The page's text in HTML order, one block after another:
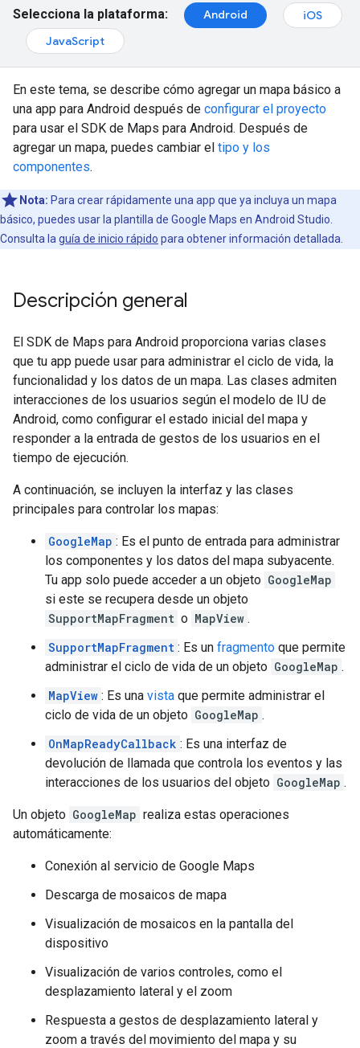
Selecciona la plataforma: Android
iOS
JavaScript
En este tema, se describe cómo agregar un mapa básico a
una app para Android después de configurar el proyecto
para usar el SDK de Maps para Android. Después de
agregar un mapa, puedes cambiar el tipo y los
componentes.
Nota: Para crear rápidamente una app que ya incluya un mapa
básico, puedes usar la plantilla de Google Maps en Android Studio.
Consulta la guía de inicio rápido para obtener información detallada.
Descripción general
El SDK de Maps para Android proporciona varias clases
que tu app puede usar para administrar el ciclo de vida, la
funcionalidad y los datos de un mapa. Las clases admiten
interacciones de los usuarios según el modelo de IU de
Android, como configurar el estado inicial del mapa y
responder a la entrada de gestos de los usuarios en el
tiempo de ejecución.
A continuación, se incluyen la interfaz y las clases
principales para controlar los mapas:
GoogleMap : Es el punto de entrada para administrar
los componentes y los datos del mapa subyacente.
Tu app solo puede acceder a un objeto GoogleMap
si este se recupera desde un objeto
SupportMapFragment o MapView .
SupportMapFragment : Es un fragmento que permite
administrar el ciclo de vida de un objeto GoogleMap .
MapView : Es una vista que permite administrar el
ciclo de vida de un objeto GoogleMap .
OnMapReadyCallback : Es una interfaz de
devolución de llamada que controla los eventos y las
interacciones de los usuarios del objeto GoogleMap .
Un objeto GoogleMap realiza estas operaciones
automáticamente:
Conexión al servicio de Google Maps
Descarga de mosaicos de mapa
Visualización de mosaicos en la pantalla del
dispositivo
Visualización de varios controles, como el
desplazamiento lateral y el zoom
Respuesta a gestos de desplazamiento lateral y
zoom a través del movimiento del mapa y su